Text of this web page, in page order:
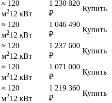
≈ 120
м212 кВт
1 230 820
₽
Купить
≈ 120
м212 кВт
1 046 490
₽
Купить
≈ 120
м212 кВт
1 237 600
₽
Купить
≈ 120
м212 кВт
1 071 000
₽
Купить
≈ 120
м212 кВт
1 219 360
₽
Купить